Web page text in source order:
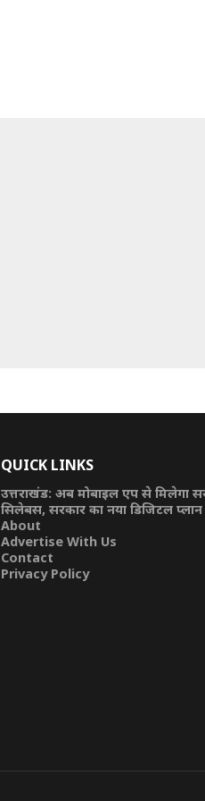
QUICK LINKS
उत्तराखंड: अब मोबाइल एप से मिलेगा
सिलेबस, सरकार का नया डिजिटल प्लान
About
Advertise With Us
Contact
Privacy Policy